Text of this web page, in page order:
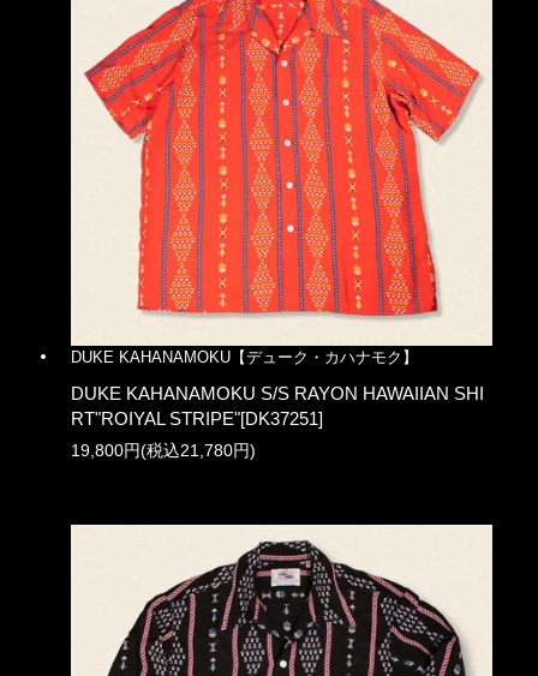
DUKE KAHANAMOKU【デューク・カハナモク】
DUKE KAHANAMOKU S/S RAYON HAWAIIAN SHI
RT"ROIYAL STRIPE"[DK37251]
19,800円(税込21,780円)